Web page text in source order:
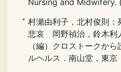
Nursing and Midwifery.
村瀬由利子，北村俊則：
悲哀 岡野禎治，鈴木利
（編）クロストークか
ルヘルス．南山堂，東京